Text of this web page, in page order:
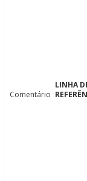
Comentário